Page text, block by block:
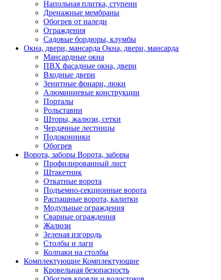
Напольная плитка, ступени
Дренажные мембраны
Обогрев от наледи
Ограждения
Садовые бордюры, клумбы
Окна, двери, мансарда Окна, двери, мансарда
Мансардные окна
ПВХ фасадные окна, двери
Входные двери
Зенитные фонари, люки
Алюминиевые конструкции
Порталы
Рольставни
Шторы, жалюзи, сетки
Чердачные лестницы
Подоконники
Обогрев
Ворота, заборы Ворота, заборы
Профилированный лист
Штакетник
Откатные ворота
Подъемно-секционные ворота
Распашные ворота, калитки
Модульные ограждения
Сварные ограждения
Жалюзи
Зеленая изгородь
Столбы и лаги
Колпаки на столбы
Комплектующие Комплектующие
Кровельная безопасность